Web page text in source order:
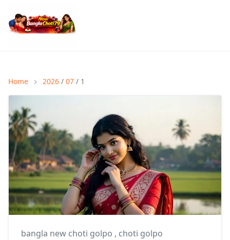
Home 2026 / 07 / 1
bangla new choti golpo , choti golpo